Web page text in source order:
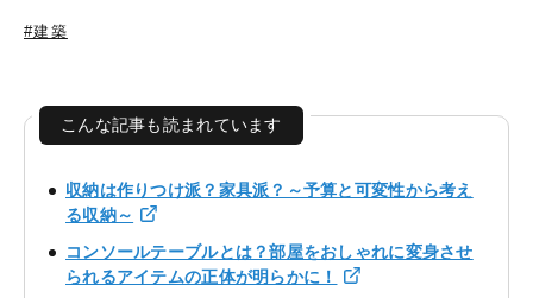
#建築
こんな記事も読まれています
収納は作りつけ派？家具派？～予算と可変性から考え
る収納～
コンソールテーブルとは？部屋をおしゃれに変身させ
られるアイテムの正体が明らかに！